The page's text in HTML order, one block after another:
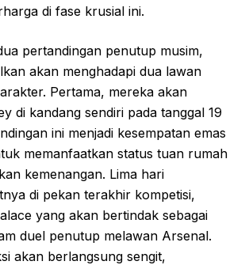
di fase krusial ini.
pertandingan penutup musim,
akan menghadapi dua lawan
Pertama, mereka akan
di kandang sendiri pada tanggal 19
ini menjadi kesempatan emas
memanfaatkan status tuan rumah
kemenangan. Lima hari
di pekan terakhir kompetisi,
yang akan bertindak sebagai
duel penutup melawan Arsenal.
akan berlangsung sengit,